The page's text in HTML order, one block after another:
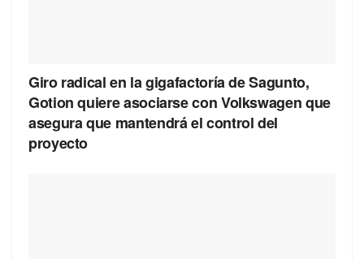
Giro radical en la gigafactoría de Sagunto,
Gotion quiere asociarse con Volkswagen que
asegura que mantendrá el control del
proyecto